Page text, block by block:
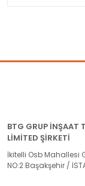
BTG GRUP İNŞAAT
LİMİTED ŞİRKETİ
İkitelli Osb Mahallesi
NO:2 Başakşehir /